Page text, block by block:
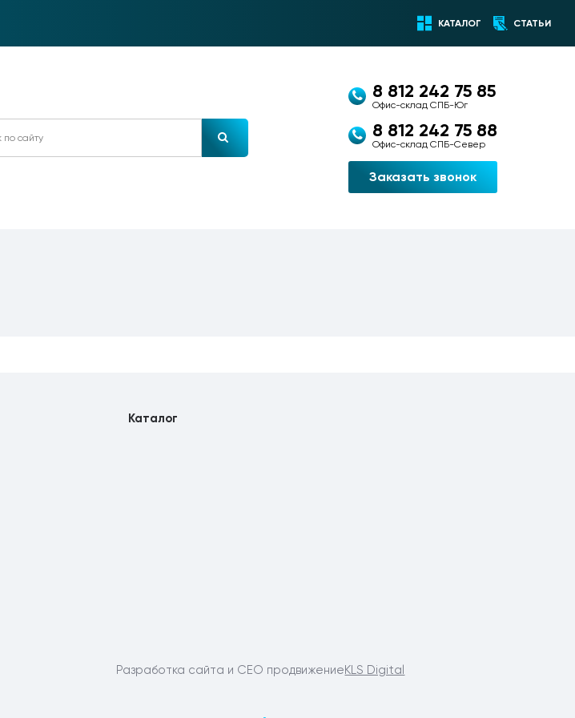
КАТАЛОГ СТАТЬИ
8 812 242 75 85
Офис-склад СПБ-Юг
8 812 242 75 88
Офис-склад СПБ-Север
Заказать звонок
Каталог
Разработка сайта и СЕО продвижениеKLS Digital